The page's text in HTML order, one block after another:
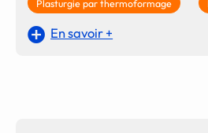
Plasturgie par thermoformage
En savoir +